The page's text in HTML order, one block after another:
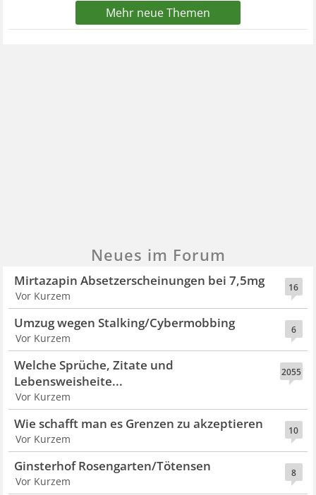
Mehr neue Themen
Neues im Forum
16
Mirtazapin Absetzerscheinungen bei 7,5mg
Vor Kurzem
6
Umzug wegen Stalking/Cybermobbing
Vor Kurzem
2055
Welche Sprüche, Zitate und
Lebensweisheite...
Vor Kurzem
10
Wie schafft man es Grenzen zu akzeptieren
Vor Kurzem
8
Ginsterhof Rosengarten/Tötensen
Vor Kurzem